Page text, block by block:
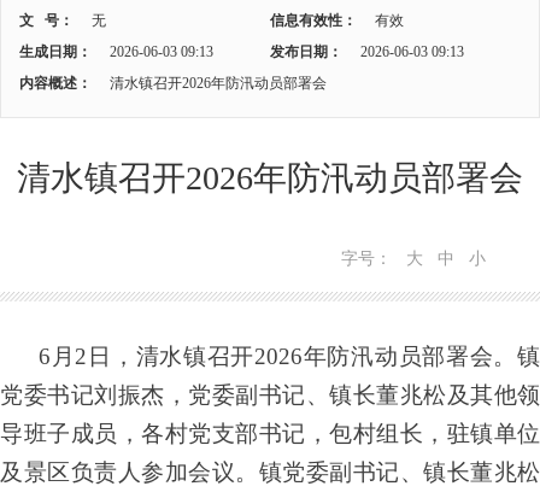
文 号：
无 信息有效性：
有效
生成日期：
2026-06-03 09:13 发布日期：
2026-06-03 09:13
内容概述：
清水镇召开2026年防汛动员部署会
清水镇召开2026年防汛动员部署会
字号： 大 中 小
6月2日，清水镇召开2026年防汛动员部署会。镇
党委书记刘振杰，党委副书记、镇长董兆松及其他领
导班子成员，各村党支部书记，包村组长，驻镇单位
及景区负责人参加会议。镇党委副书记、镇长董兆松